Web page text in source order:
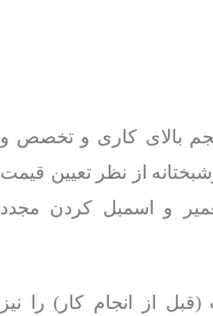
حجم بالای کاری و تخصص و
از نظر تعیین قیمت
و اسمبل کردن مجدد
از انجام کار) را نیز